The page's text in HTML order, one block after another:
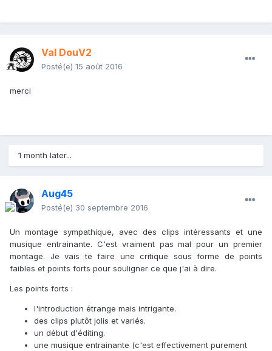
Val DouV2
Posté(e) 15 août 2016
merci
1 month later...
Aug45
Posté(e) 30 septembre 2016
Un montage sympathique, avec des clips intéressants et une
musique entrainante. C'est vraiment pas mal pour un premier
montage. Je vais te faire une critique sous forme de points
faibles et points forts pour souligner ce que j'ai à dire.
Les points forts :
l'introduction étrange mais intrigante.
des clips plutôt jolis et variés.
un début d'éditing.
une musique entrainante (c'est effectivement purement